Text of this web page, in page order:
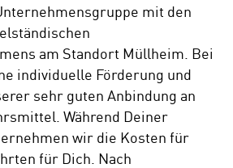
mit den
am Standort Müllheim. Bei
individuelle Förderung und
sehr guten Anbindung an
Während Deiner
wir die Kosten für
für Dich. Nach